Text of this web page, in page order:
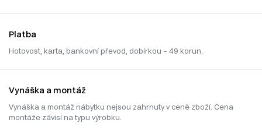
Platba
Hotovost, karta, bankovní převod, dobírkou – 49 korun.
Vynáška a montáž
Vynáška a montáž nábytku nejsou zahrnuty v ceně zboží. Cena
montáže závisí na typu výrobku.